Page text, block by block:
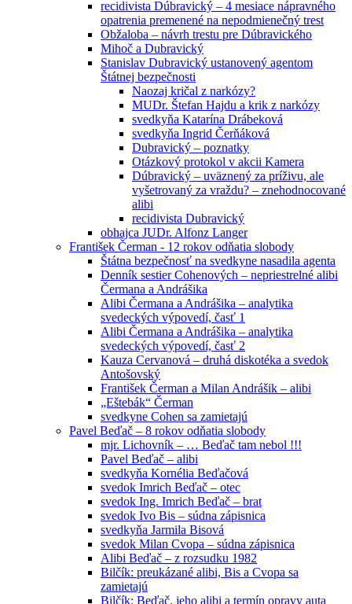
recidivista Dúbravický – 4 mesiace nápravného
opatrenia premenené na nepodmienečný trest
Obžaloba – návrh trestu pre Dúbravického
Mihoč a Dubravický
Stanislav Dubravický ustanovený agentom
Štátnej bezpečnosti
Naozaj kričal z narkózy?
MUDr. Štefan Hajdu a krik z narkózy
svedkyňa Katarína Drábeková
svedkyňa Ingrid Čerňáková
Dubravický – poznatky
Otázkový protokol v akcii Kamera
Dúbravický – uväznený za príživu, ale
vyšetrovaný za vraždu? – znehodnocované
alibi
recidivista Dubravický
obhajca JUDr. Alfonz Langer
František Čerman - 12 rokov odňatia slobody
Štátna bezpečnosť na svedkyne nasadila agenta
Denník sestier Cohenových – nepriestrelné alibi
Čermana a Andrášika
Alibi Čermana a Andrášika – analytika
svedeckých výpovedí, časť 1
Alibi Čermana a Andrášika – analytika
svedeckých výpovedí, časť 2
Kauza Cervanová – druhá diskotéka a svedok
Antošovský
František Čerman a Milan Andrášik – alibi
„Eštebák“ Čerman
svedkyne Cohen sa zamietajú
Pavel Beďač – 8 rokov odňatia slobody
mjr. Lichovník – … Beďač tam nebol !!!
Pavel Beďač – alibi
svedkyňa Kornélia Beďačová
svedok Imrich Beďač – otec
svedok Ing. Imrich Beďač – brat
svedok Ivo Bis – súdna zápisnica
svedkyňa Jarmila Bisová
svedok Milan Cvopa – súdna zápisnica
Alibi Beďač – z rozsudku 1982
Bilčík: preukázané alibi, Bis a Cvopa sa
zamietajú
Bilčík: Beďač, jeho alibi a termín opravy auta